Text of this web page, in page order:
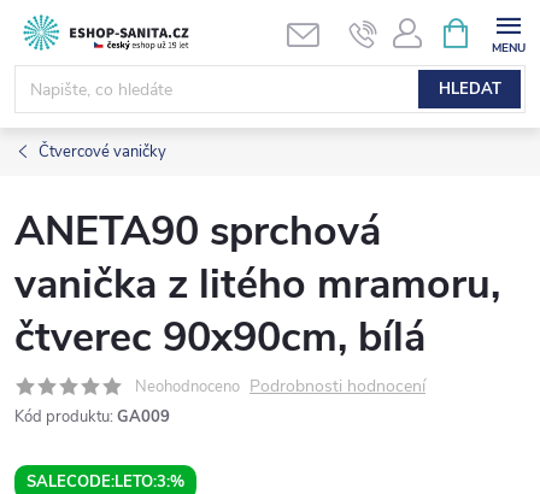
Přejít
obsah
HLEDAT
NÁKUPNÍ
KOŠÍK
Čtvercové vaničky
ANETA90 sprchová
vanička z litého mramoru,
čtverec 90x90cm, bílá
Neohodnoceno Podrobnosti hodnocení
Kód produktu: GA009
SALECODE:LETO:3:%